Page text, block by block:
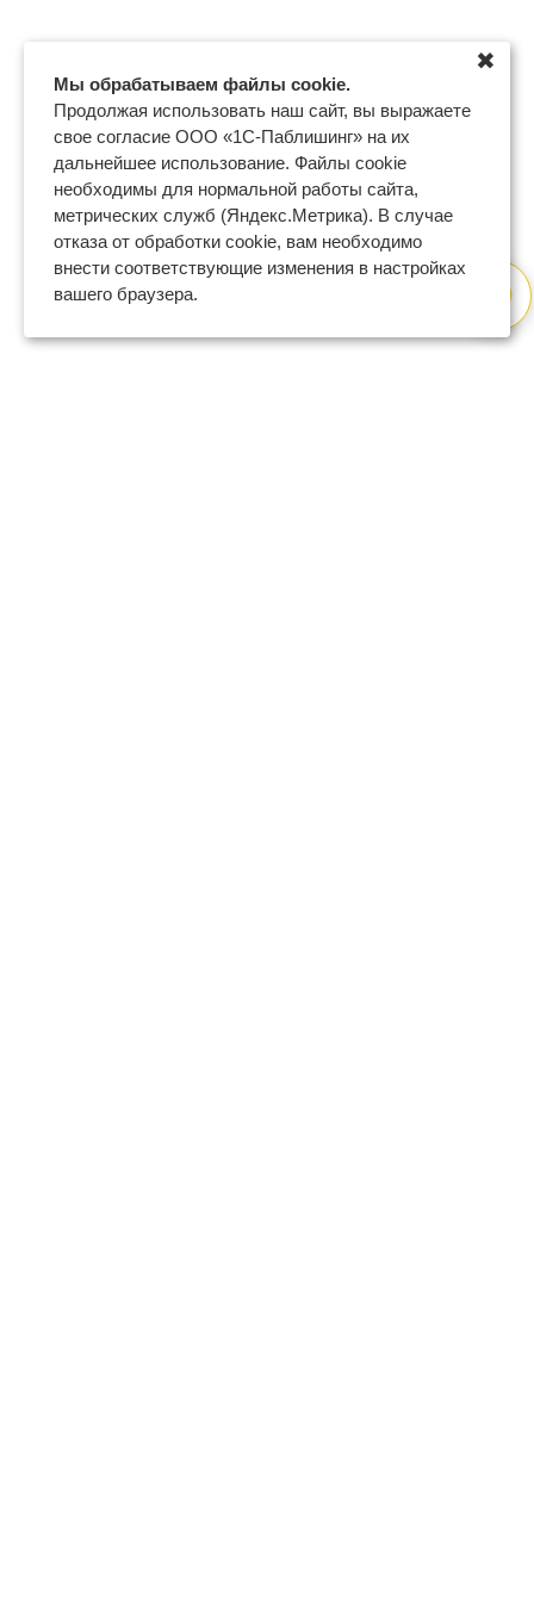
Мы обрабатываем файлы cookie.
Продолжая использовать наш сайт, вы выражаете
свое согласие ООО «1С-Паблишинг» на их
дальнейшее использование. Файлы cookie
необходимы для нормальной работы сайта,
метрических служб (Яндекс.Метрика). В случае
отказа от обработки cookie, вам необходимо
внести соответствующие изменения в настройках
вашего браузера.
✖